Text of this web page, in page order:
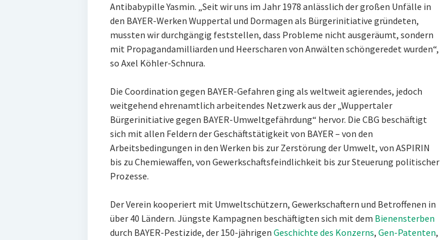
Antibabypille Yasmin. „Seit wir uns im Jahr 1978 anlässlich der großen Unfälle in
den BAYER-Werken Wuppertal und Dormagen als Bürgerinitiative gründeten,
mussten wir durchgängig feststellen, dass Probleme nicht ausgeräumt, sondern
mit Propagandamilliarden und Heerscharen von Anwälten schöngeredet wurden“,
so Axel Köhler-Schnura.
Die Coordination gegen BAYER-Gefahren ging als weltweit agierendes, jedoch
weitgehend ehrenamtlich arbeitendes Netzwerk aus der „Wuppertaler
Bürgerinitiative gegen BAYER-Umweltgefährdung“ hervor. Die CBG beschäftigt
sich mit allen Feldern der Geschäftstätigkeit von BAYER – von den
Arbeitsbedingungen in den Werken bis zur Zerstörung der Umwelt, von ASPIRIN
bis zu Chemiewaffen, von Gewerkschaftsfeindlichkeit bis zur Steuerung politischer
Prozesse.
Der Verein kooperiert mit Umweltschützern, Gewerkschaftern und Betroffenen in
über 40 Ländern. Jüngste Kampagnen beschäftigten sich mit dem Bienensterben
durch BAYER-Pestizide, der 150-jährigen Geschichte des Konzerns, Gen-Patenten,